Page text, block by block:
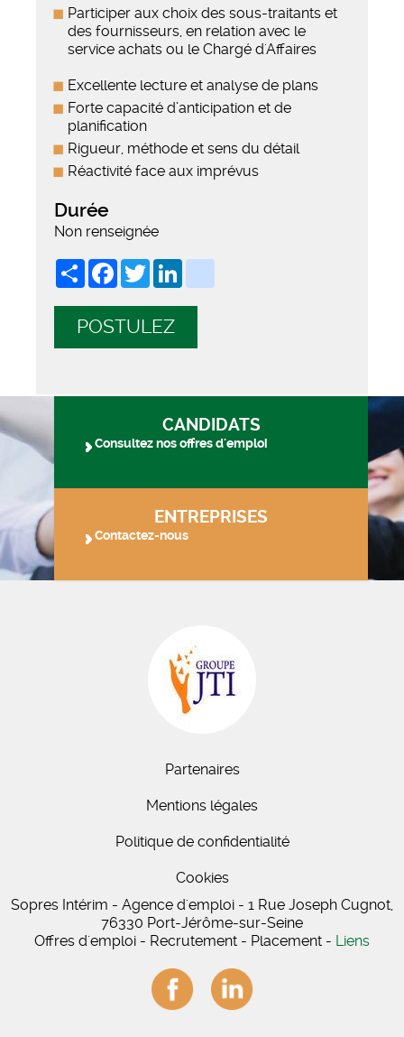
Participer aux choix des sous-traitants et
des fournisseurs, en relation avec le
service achats ou le Chargé d'Affaires
Excellente lecture et analyse de plans
Forte capacité d’anticipation et de
planification
Rigueur, méthode et sens du détail
Réactivité face aux imprévus
Durée
Non renseignée
ShareFacebook
TwitterLinkedIn
POSTULEZ
CANDIDATS
Consultez nos offres d'emploi
ENTREPRISES
Contactez-nous
Partenaires
Mentions légales
Politique de confidentialité
Cookies
Sopres Intérim - Agence d'emploi - 1 Rue Joseph Cugnot,
76330 Port-Jérôme-sur-Seine
Offres d'emploi - Recrutement - Placement - Liens